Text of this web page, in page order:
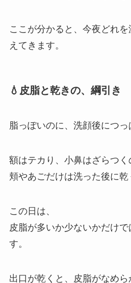
ここが分かると、今夜どれ
えてきます。
💧皮脂と乾きの、綱引き
脂っぽいのに、洗顔後につっ
額はテカり、小鼻はざらつく
頬やあごだけは洗った後に乾
この日は、
皮脂が多いか少ないかだけ
す。
出口が乾くと、皮脂がなめら